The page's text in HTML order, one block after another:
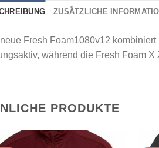
ZUSÄTZLICHE
Fresh Foam1080v12
während die Fresh Foam
PRODUKTE